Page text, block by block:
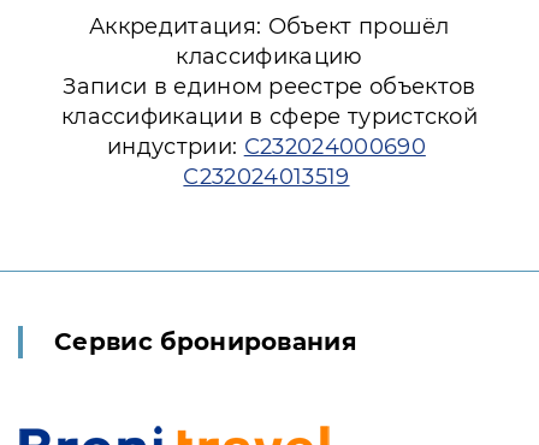
Аккредитация: Объект прошёл
классификацию
Записи в едином реестре объектов
классификации в сфере туристской
индустрии: С232024000690
С232024013519
Сервис бронирования